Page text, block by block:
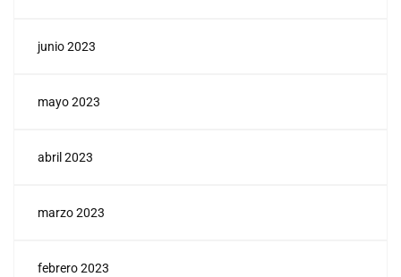
junio 2023
mayo 2023
abril 2023
marzo 2023
febrero 2023